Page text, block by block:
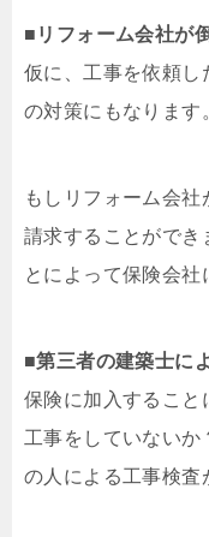
■ リフォーム会社が
仮に、工事を依頼し
の対策にもなります
もしリフォーム会
請求することができ
とによって保険会社
■第三者の建築士に
保険に加入すること
工事をしていないか
の人による工事検査